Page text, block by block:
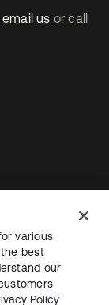
email us or call
various
best
our
Policy